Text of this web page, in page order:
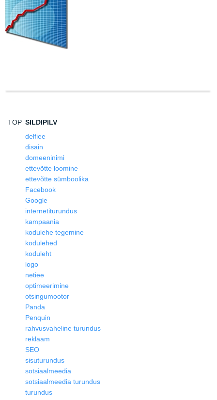
TOP SILDIPILV
delfiee
disain
domeeninimi
ettevõtte loomine
ettevõtte sümboolika
Facebook
Google
internetiturundus
kampaania
kodulehe tegemine
kodulehed
koduleht
logo
netiee
optimeerimine
otsingumootor
Panda
Penquin
rahvusvaheline turundus
reklaam
SEO
sisuturundus
sotsiaalmeedia
sotsiaalmeedia turundus
turundus